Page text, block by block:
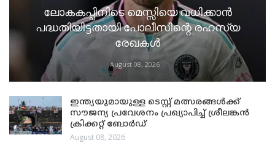
ലോകകപ്പിനിടെ മെസ്സിയെ വധിക്കാൻ
പദ്ധതിയിട്ടതായി പോലീസിന്റെ രഹസ്യ
രേഖകൾ
August 08, 2026
ഇന്ത്യയുമായുള്ള ടെസ്റ്റ് മത്സരങ്ങൾക്ക്
സൗജന്യ പ്രവേശനം പ്രഖ്യാപിച്ച് ശ്രീലങ്കൻ
ക്രിക്കറ്റ് ബോർഡ്
August 08, 2026